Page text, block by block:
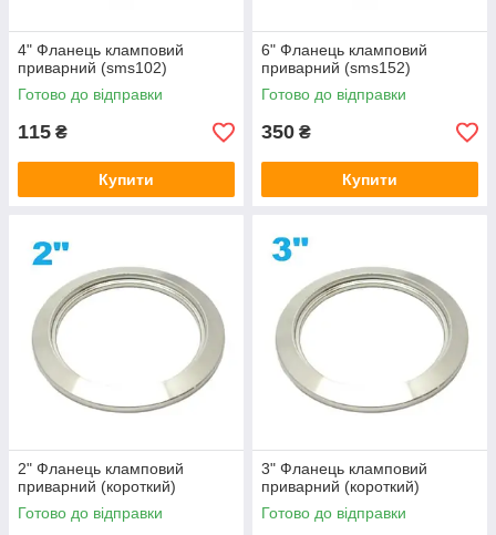
4" Фланець кламповий
приварний (sms102)
Готово до відправки
115 ₴
Купити
6" Фланець кламповий
приварний (sms152)
Готово до відправки
350 ₴
Купити
2" Фланець кламповий
приварний (короткий)
Готово до відправки
3" Фланець кламповий
приварний (короткий)
Готово до відправки